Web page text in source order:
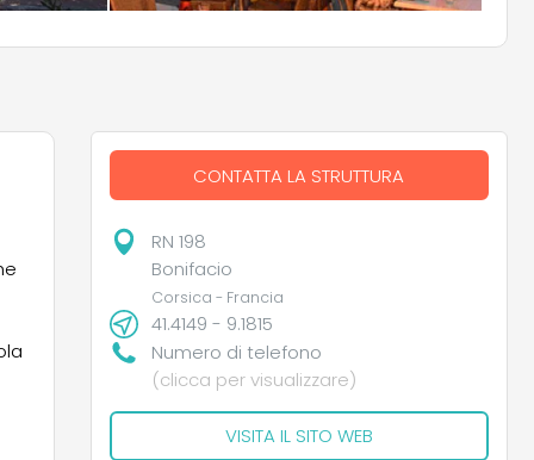
CONTATTA LA STRUTTURA
RN 198
Bonifacio
Corsica - Francia
41.4149 - 9.1815
Numero di telefono
(clicca per visualizzare)
VISITA IL SITO WEB